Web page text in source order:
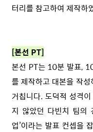
터리를 참고하여 제작하
[본선 PT]
본선 PT는 10분 발표,
를 제작하고 대본을 작
거칩니다. 도덕적 성격
지 않았던 다빈치 팀의
업’이라는 발표 컨셉을